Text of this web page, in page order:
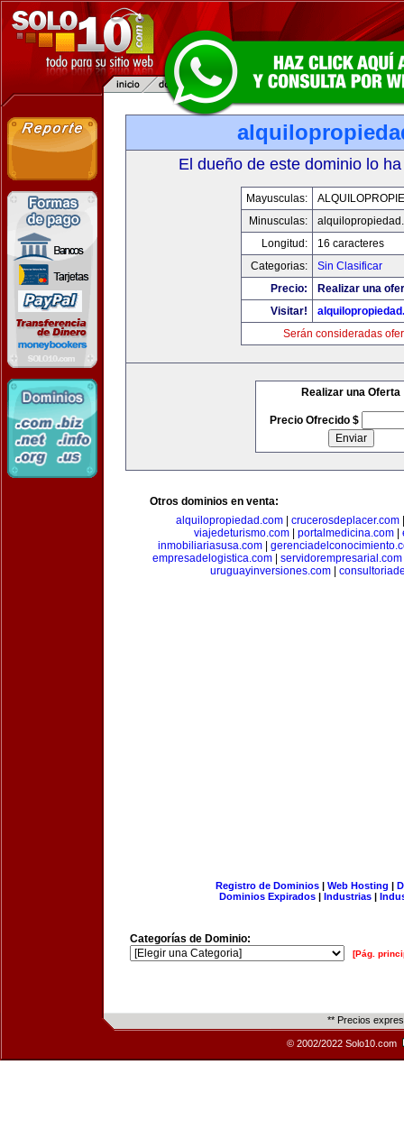
El dueño de este dominio lo
Mayusculas:
Minusculas:
Longitud:
16 caracteres
Categorias:
Sin Clasificar
Precio:
Realizar una
Visitar!
Serán consideradas
Realizar una Oferta
Precio Ofrecido $
Otros dominios en venta:
alquilopropiedad.com| crucerosdeplacer.com
viajedeturismo.com
portalmedicina.com
inmobiliariasusa.com
empresadelogistica.com| servidorempresarial.com
uruguayinversiones.com
Registro de Dominios| Web Hosting |
Dominios Expirados | Industrias |
Categorías de Dominio:
[Pág.
** Precios
© 2002/2022 Solo10.com